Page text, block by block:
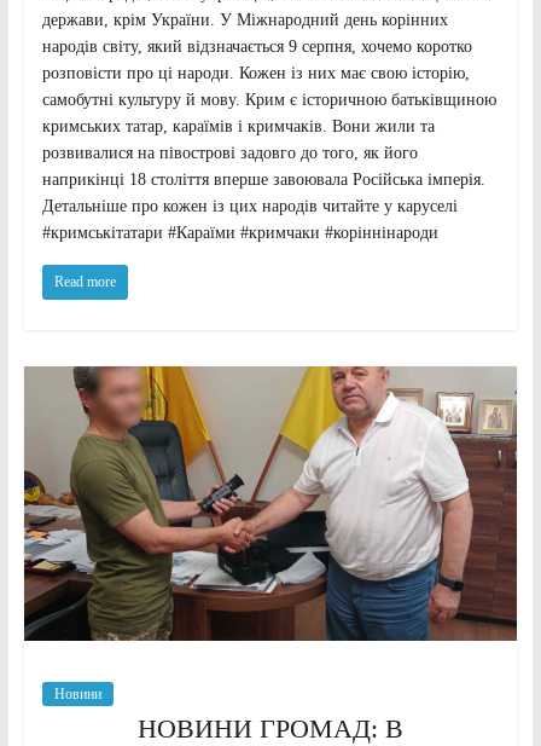
держави, крім України. У Міжнародний день корінних
народів світу, який відзначається 9 серпня, хочемо коротко
розповісти про ці народи. Кожен із них має свою історію,
самобутні культуру й мову. Крим є історичною батьківщиною
кримських татар, караїмів і кримчаків. Вони жили та
розвивалися на півострові задовго до того, як його
наприкінці 18 століття вперше завоювала Російська імперія.
Детальніше про кожен із цих народів читайте у каруселі
#кримськітатари #Караїми #кримчаки #коріннінароди
Read more
Новини
НОВИНИ ГРОМАД: В